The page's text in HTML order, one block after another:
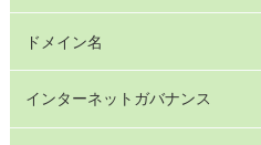
ドメイン名
インターネットガバナンス